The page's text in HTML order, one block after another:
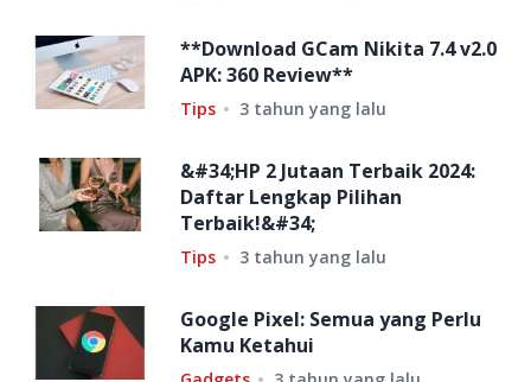
**Download GCam Nikita 7.4 v2.0
APK: 360 Review**
Tips 3 tahun yang lalu
&#34;HP 2 Jutaan Terbaik 2024:
Daftar Lengkap Pilihan
Terbaik!&#34;
Tips 3 tahun yang lalu
Google Pixel: Semua yang Perlu
Kamu Ketahui